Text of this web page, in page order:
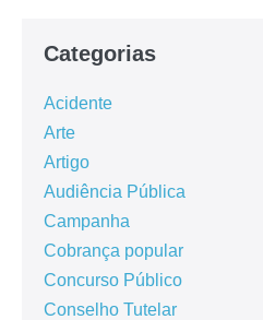
Categorias
Acidente
Arte
Artigo
Audiência Pública
Campanha
Cobrança popular
Concurso Público
Conselho Tutelar